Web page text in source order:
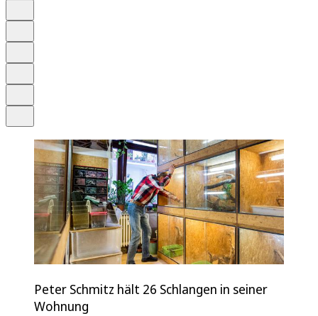
Peter Schmitz hält 26 Schlangen in seiner
Wohnung